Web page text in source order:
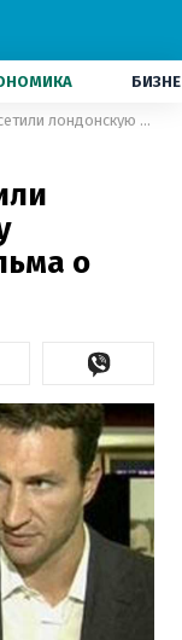
Братья Кличко посетили лондонскую премьеру документального фильма о себе
о